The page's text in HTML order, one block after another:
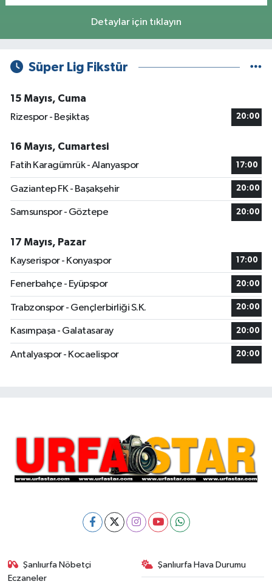
Detaylar için tıklayın
Süper Lig Fikstür
15 Mayıs, Cuma
Rizespor - Beşiktaş
20:00
16 Mayıs, Cumartesi
Fatih Karagümrük - Alanyaspor
17:00
Gaziantep FK - Başakşehir 20:00
Samsunspor - Göztepe 20:00
17 Mayıs, Pazar
Kayserispor - Konyaspor
17:00
Fenerbahçe - Eyüpspor 20:00
Trabzonspor - Gençlerbirliği S.K. 20:00
Kasımpaşa - Galatasaray 20:00
Antalyaspor - Kocaelispor 20:00
Şanlıurfa Nöbetçi
Eczaneler
Şanlıurfa Hava Durumu